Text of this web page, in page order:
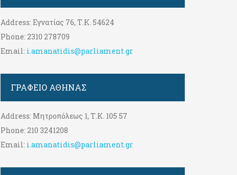
Address: Εγνατίας 76, Τ.Κ. 54624
Phone: 2310 278709
Email: i.amanatidis@parliament.gr
ΓΡΑΦΕΊΟ ΑΘΉΝΑΣ
Address: Μητροπόλεως 1, Τ.Κ. 105 57
Phone: 210 3241208
Email: i.amanatidis@parliament.gr